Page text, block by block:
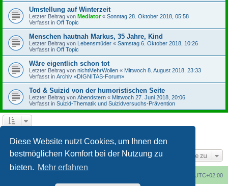
Diese Website nutzt Cookies, um Ihnen den
bestmöglichen Komfort bei der Nutzung zu
bieten. Mehr erfahren
Umstellung auf Winterzeit
Letzter Beitrag von Mediator« Sonntag 28. Oktober 2018, 05:58
Verfasst in Off Topic
Menschen hautnah Markus, 35 Jahre, Kind
Letzter Beitrag von Lebensmüder « Samstag 6. Oktober 2018, 10:26
Verfasst in Off Topic
Wäre eigentlich schon tot
Letzter Beitrag von nichtMehrWollen « Mittwoch 8. August 2018, 23:33
Verfasst in Archiv «DIGNITAS-Forum»
Tod & Suizid von der humoristischen Seite
Letzter Beitrag von Abendstern « Mittwoch 27. Juni 2018, 20:06
Verfasst in Suizid-Thematik und Suizidversuchs-Prävention
Gehe zu
UTC+02:00